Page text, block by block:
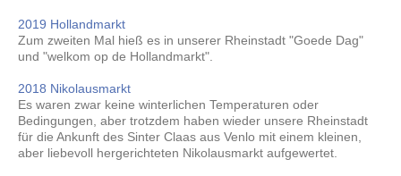
2019 Hollandmarkt
Zum zweiten Mal hieß es in unserer Rheinstadt "Goede Dag"
und "welkom op de Hollandmarkt".
2018 Nikolausmarkt
Es waren zwar keine winterlichen Temperaturen oder
Bedingungen, aber trotzdem haben wieder unsere Rheinstadt
für die Ankunft des Sinter Claas aus Venlo mit einem kleinen,
aber liebevoll hergerichteten Nikolausmarkt aufgewertet.